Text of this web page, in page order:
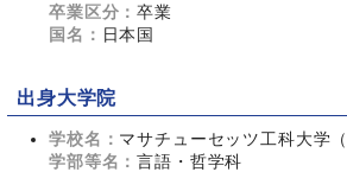
卒業区分：卒業
国名： 日本国
出身大学院
学校名： マサチューセッツ工科大学
学部等名：言語・哲学科